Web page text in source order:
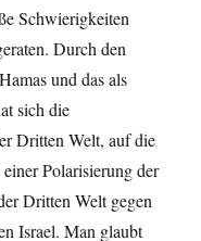
Schwierigkeiten
Durch den
und das als
sich die
Dritten Welt, auf die
Polarisierung der
Dritten Welt gegen
Israel. Man glaubt